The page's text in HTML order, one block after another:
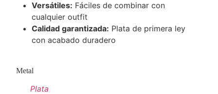
Versátiles: Fáciles de combinar con
cualquier outfit
Calidad garantizada: Plata de primera ley
con acabado duradero
Metal
Plata